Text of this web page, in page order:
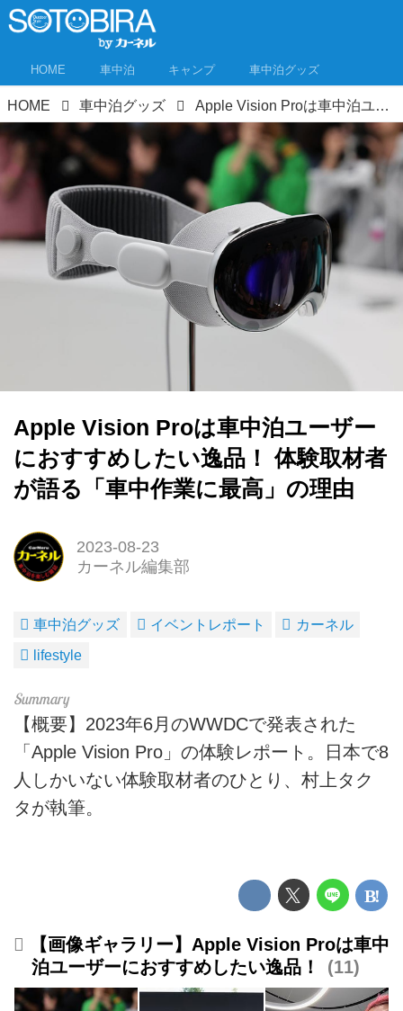
HOME 車中泊 キャンプ 車中泊グッズ
HOME 車中泊グッズ Apple Vision Proは車中泊ユーザーにおすすめしたい逸品！ 体験取材者が語る「車中作業に最高」の理由
Apple Vision Proは車中泊ユーザー
におすすめしたい逸品！ 体験取材者
が語る「車中作業に最高」の理由
2023-08-23
カーネル編集部
車中泊グッズ イベントレポート
カーネル
lifestyle
【概要】2023年6月のWWDCで発表された
「Apple Vision Pro」の体験レポート。日本で8
人しかいない体験取材者のひとり、村上タク
タが執筆。
【画像ギャラリー】Apple Vision Proは車中
泊ユーザーにおすすめしたい逸品！
11